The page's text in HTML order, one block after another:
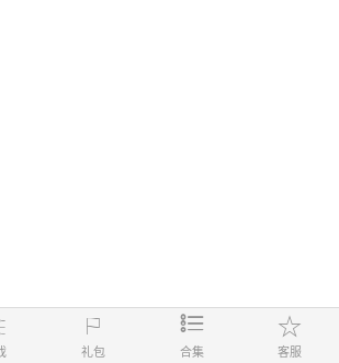
礼包 合集 客服